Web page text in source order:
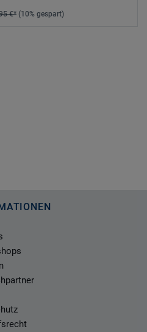
€* (10% gespart)